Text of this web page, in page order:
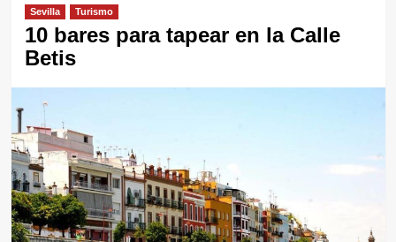
Sevilla Turismo
10 bares para tapear en la Calle
Betis